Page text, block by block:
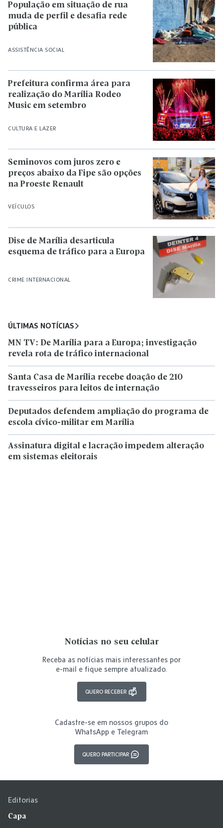
ASSISTÊNCIA SOCIAL
População em situação de rua
muda de perfil e desafia rede
pública
CULTURA E LAZER
Prefeitura confirma área para
realização do Marília Rodeo
Music em setembro
VEÍCULOS
Seminovos com juros zero e
preços abaixo da Fipe são opções
na Proeste Renault
CRIME INTERNACIONAL
Dise de Marília desarticula
esquema de tráfico para a Europa
ÚLTIMAS NOTÍCIAS
MN TV: De Marília para a Europa; investigação
revela rota de tráfico internacional
Santa Casa de Marília recebe doação de 210
travesseiros para leitos de internação
Deputados defendem ampliação do programa de
escola cívico-militar em Marília
Assinatura digital e lacração impedem alteração
em sistemas eleitorais
Notícias no seu celular
Receba as notícias mais interessantes por
e-mail e fique sempre atualizado.
QUERO RECEBER
Cadastre-se em nossos grupos do
WhatsApp e Telegram
QUERO PARTICIPAR
Editorias
Capa